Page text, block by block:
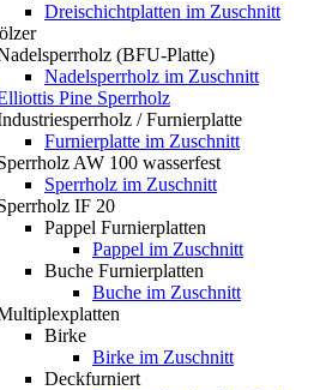
Dreischichtplatten im Zuschnitt
(BFU-Platte)
Nadelsperrholz im Zuschnitt
Pine Sperrholz
/ Furnierplatte
Furnierplatte im Zuschnitt
AW 100 wasserfest
Sperrholz im Zuschnitt
IF 20
Pappel Furnierplatten
Pappel im Zuschnitt
Buche Furnierplatten
Buche im Zuschnitt
Birke
Birke im Zuschnitt
Deckfurniert